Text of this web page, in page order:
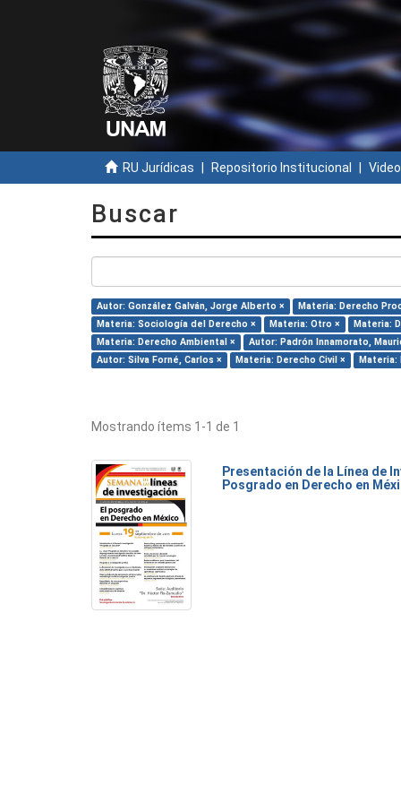
RU Jurídicas Repositorio Institucional
Buscar
Autor: González Galván, Jorge Alberto ×
Materia: Derecho
Materia: Sociología del Derecho ×
Materia: Otro ×
Materia:
Materia: Derecho Ambiental ×
Autor: Padrón Innamorato,
Autor: Silva Forné, Carlos ×
Materia: Derecho Civil × Materia:
Mostrando ítems 1-1 de 1
Presentación de la Línea de
Posgrado en Derecho en